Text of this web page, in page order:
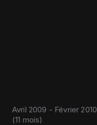
Avril 2009 - Février 2010
(11 mois)